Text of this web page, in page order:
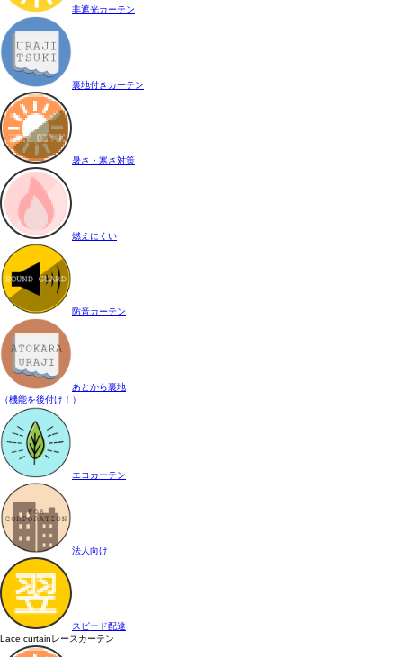
非遮光カーテン
裏地付きカーテン
暑さ・寒さ対策
燃えにくい
防音カーテン
あとから裏地
（機能を後付け！）
エコカーテン
法人向け
スピード配達
Lace curtainレースカーテン